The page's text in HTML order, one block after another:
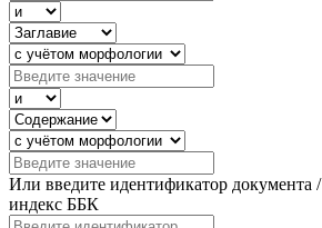
Или введите идентификатор документа
индекс ББК